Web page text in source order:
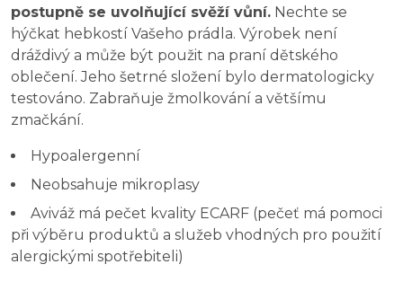
postupně se uvolňující svěží vůní. Nechte se
hýčkat hebkostí Vašeho prádla. Výrobek není
dráždivý a může být použit na praní dětského
oblečení. Jeho šetrné složení bylo dermatologicky
testováno. Zabraňuje žmolkování a většímu
zmačkání.
Hypoalergenní
Neobsahuje mikroplasy
Aviváž má pečet kvality ECARF (pečeť má pomoci
při výběru produktů a služeb vhodných pro použití
alergickými spotřebiteli)